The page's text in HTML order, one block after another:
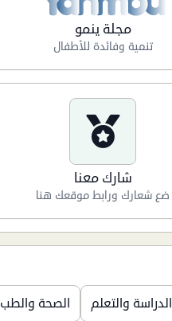
مجلة ينمو
تنمية وفائدة للأطفال
شارك معنا
ضع شعارك ورابط موقعك هنا
الدراسة والتعلم الصحة والطب